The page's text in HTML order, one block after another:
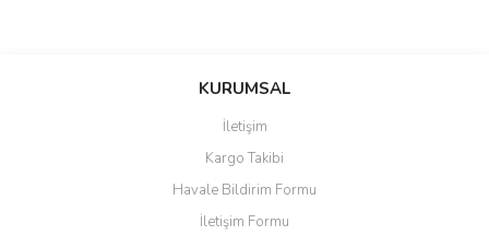
Bu ürüne ilk yorumu siz yapın!
Ürün resmi kalitesiz, bozuk veya görüntülenemiyor.
Ürün açıklamasında eksik bilgiler bulunuyor.
Ürün bilgilerinde hatalar bulunuyor.
KURUMSAL
İletişim
Kargo Takibi
Havale Bildirim Formu
İletişim Formu